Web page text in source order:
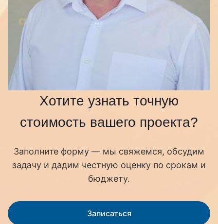
Хотите узнать точную
стоимость вашего проекта?
Заполните форму — мы свяжемся, обсудим
задачу и дадим честную оценку по срокам и
бюджету.
Записаться